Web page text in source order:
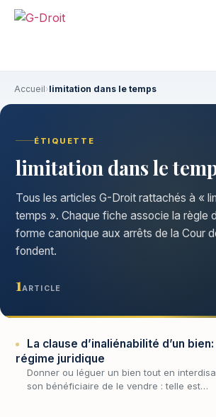
Accueil›limitation dans le temps
ÉTIQUETTE
limitation dans le
Tous les articles G-Droit rattachés à «
temps ». Chaque fiche associe la règle
forme canonique aux arrêts de la Cour
fondent.
1 ARTICLE
La clause d’inaliénabilité d’un bien:
régime juridique
Donner ou léguer un bien tout en
son bénéficiaire de le vendre : telle est